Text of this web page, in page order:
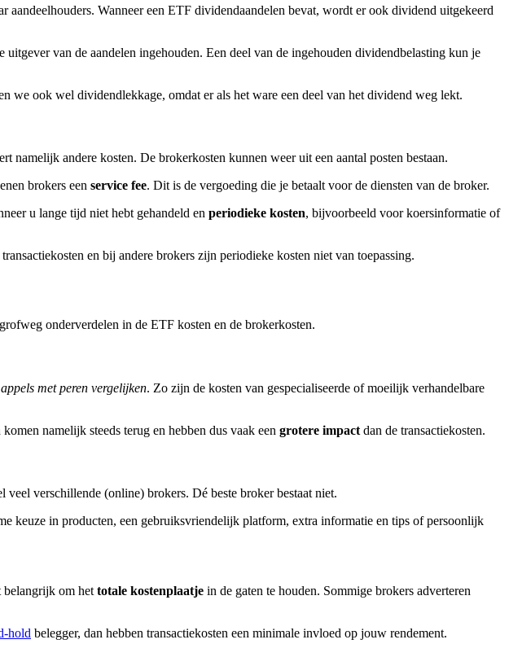
Wanneer een ETF dividendaandelen bevat, wordt er ook dividend uitgekeerd
van de aandelen ingehouden. Een deel van de ingehouden dividendbelasting kun je
we ook wel dividendlekkage, omdat er als het ware een deel van het dividend weg lekt.
andere kosten. De brokerkosten kunnen weer uit een aantal posten bestaan.
brokers een service fee. Dit is de vergoeding die je betaalt voor de diensten van de broker.
u lange tijd niet hebt gehandeld en periodieke kosten, bijvoorbeeld voor koersinformatie of
en bij andere brokers zijn periodieke kosten niet van toepassing.
onderverdelen in de ETF kosten en de brokerkosten.
appels met peren vergelijken. Zo zijn de kosten van gespecialiseerde of moeilijk verhandelbare
namelijk steeds terug en hebben dus vaak een grotere impact dan de transactiekosten.
verschillende (online) brokers. Dé beste broker bestaat niet.
keuze in producten, een gebruiksvriendelijk platform, extra informatie en tips of persoonlijk
belangrijk om het totale kostenplaatje in de gaten te houden. Sommige brokers adverteren
hold belegger, dan hebben transactiekosten een minimale invloed op jouw rendement.